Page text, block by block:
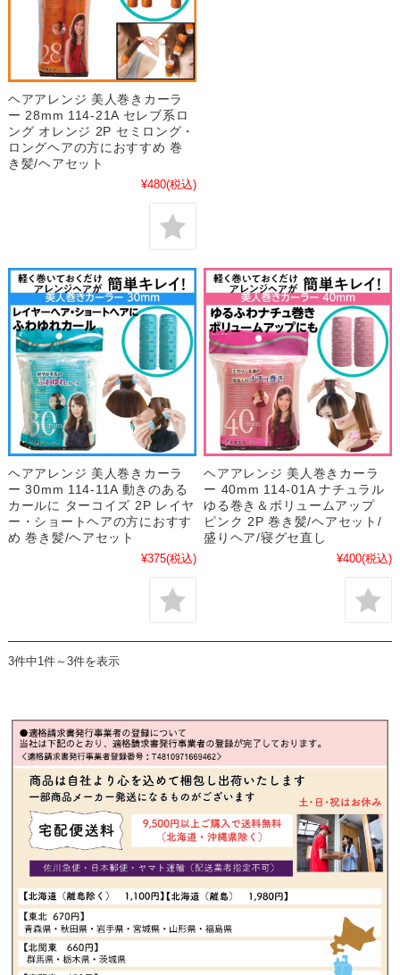
ヘアアレンジ 美人巻きカーラ
ー 28mm 114-21A セレブ系ロ
ング オレンジ 2P セミロング・
ロングヘアの方におすすめ 巻
き髪/ヘアセット
¥480(税込)
ヘアアレンジ 美人巻きカーラ
ー 30mm 114-11A 動きのある
カールに ターコイズ 2P レイヤ
ー・ショートヘアの方におすす
め 巻き髪/ヘアセット
¥375(税込)
ヘアアレンジ 美人巻きカーラ
ー 40mm 114-01A ナチュラル
ゆる巻き＆ボリュームアップ
ピンク 2P 巻き髪/ヘアセット/
盛りヘア/寝グセ直し
¥400(税込)
3件中1件～3件を表示